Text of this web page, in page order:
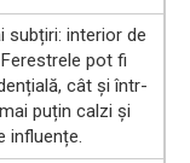
subțiri: interior de
pot fi
cât și într-
puțin calzi și
influențe.